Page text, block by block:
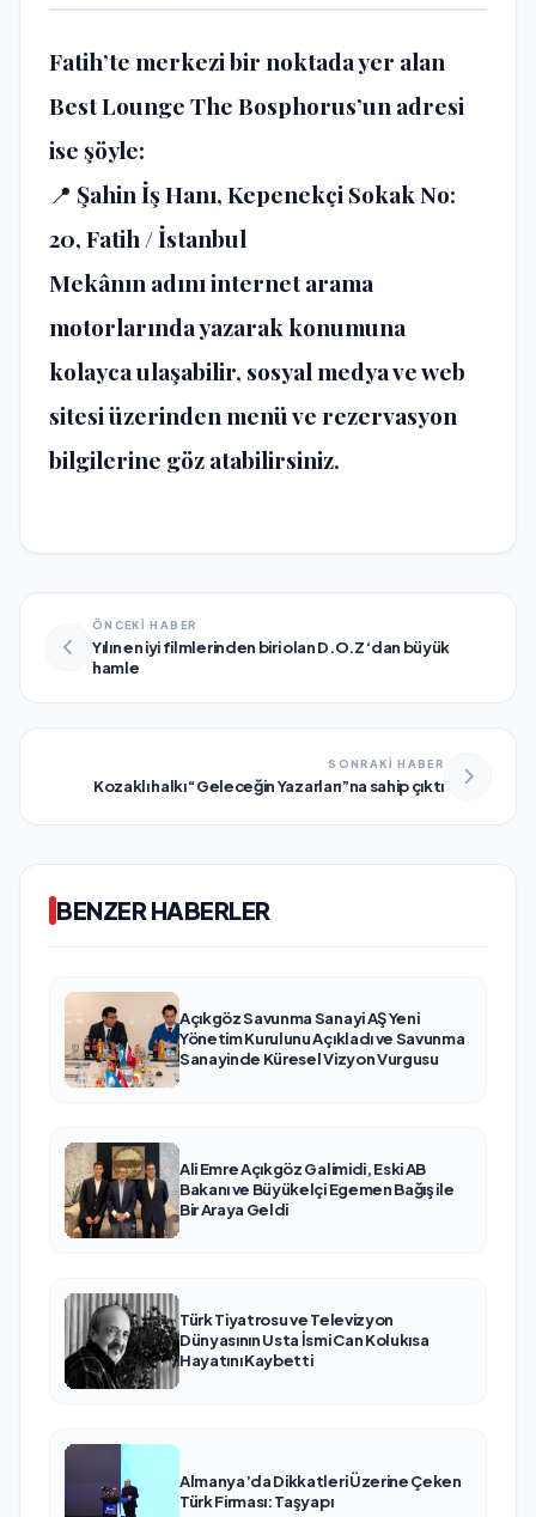
Fatih’te merkezi bir noktada yer alan
Best Lounge The Bosphorus’un adresi
ise şöyle:
📍 Şahin İş Hanı, Kepenekçi Sokak No:
20, Fatih / İstanbul
Mekânın adını internet arama
motorlarında yazarak konumuna
kolayca ulaşabilir, sosyal medya ve web
sitesi üzerinden menü ve rezervasyon
bilgilerine göz atabilirsiniz.
ÖNCEKİ HABER
Yılın en iyi filmlerinden biri olan D.O.Z ‘dan büyük
hamle
SONRAKİ HABER
Kozaklı halkı “Geleceğin Yazarları”na sahip çıktı
BENZER HABERLER
Açıkgöz Savunma Sanayi AŞ Yeni
Yönetim Kurulunu Açıkladı ve Savunma
Sanayinde Küresel Vizyon Vurgusu
Ali Emre Açıkgöz Galimidi, Eski AB
Bakanı ve Büyükelçi Egemen Bağış ile
Bir Araya Geldi
Türk Tiyatrosu ve Televizyon
Dünyasının Usta İsmi Can Kolukısa
Hayatını Kaybetti
Almanya’da Dikkatleri Üzerine Çeken
Türk Firması: Taşyapı